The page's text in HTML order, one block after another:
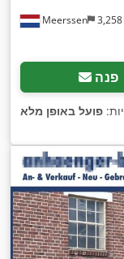
Meerssen
פנה
פועל באופן מלא